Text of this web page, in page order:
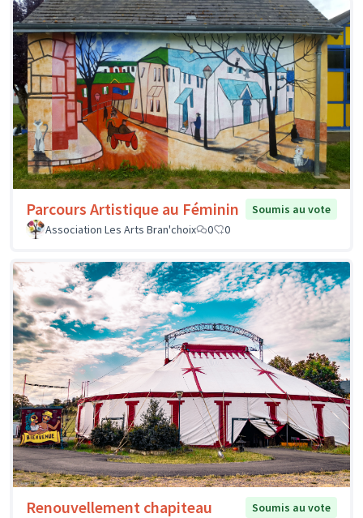
Parcours Artistique au Féminin
Soumis au vote
Association Les Arts Bran'choix
0 0
Renouvellement chapiteau
Soumis au vote